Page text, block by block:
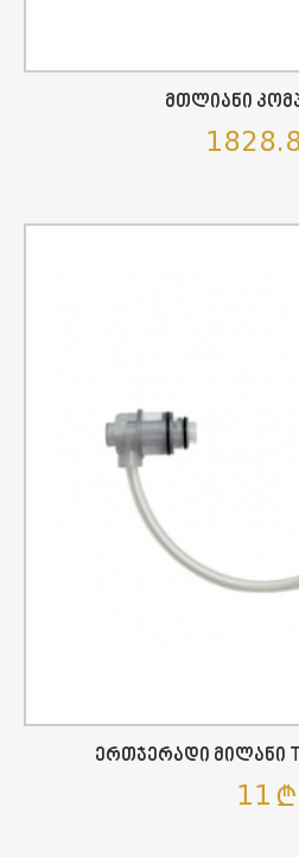
Მთლიანი
Ერთჯერადი Მილანი T
11